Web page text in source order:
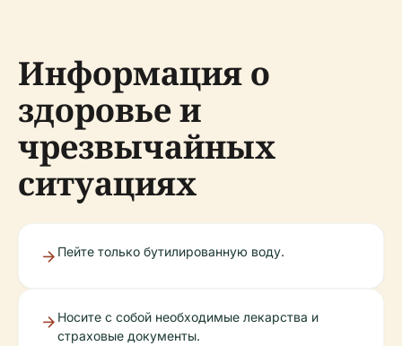
Информация о
здоровье и
чрезвычайных
ситуациях
Пейте только бутилированную воду.
Носите с собой необходимые лекарства и
страховые документы.